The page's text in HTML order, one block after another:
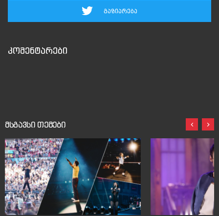
გაზიარება
კომენტარები
მსგავსი თემები